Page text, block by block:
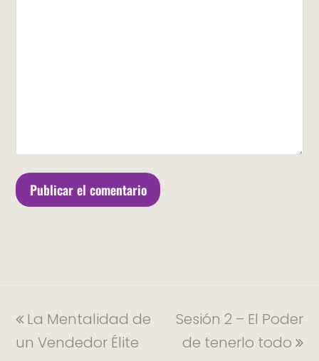
La Mentalidad de
un Vendedor Élite
Sesión 2 – El Poder
de tenerlo todo